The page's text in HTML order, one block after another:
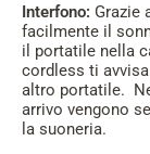
Interfono: Grazie
facilmente il
il portatile nella
cordless ti
altro portatile.
arrivo vengono
la suoneria.